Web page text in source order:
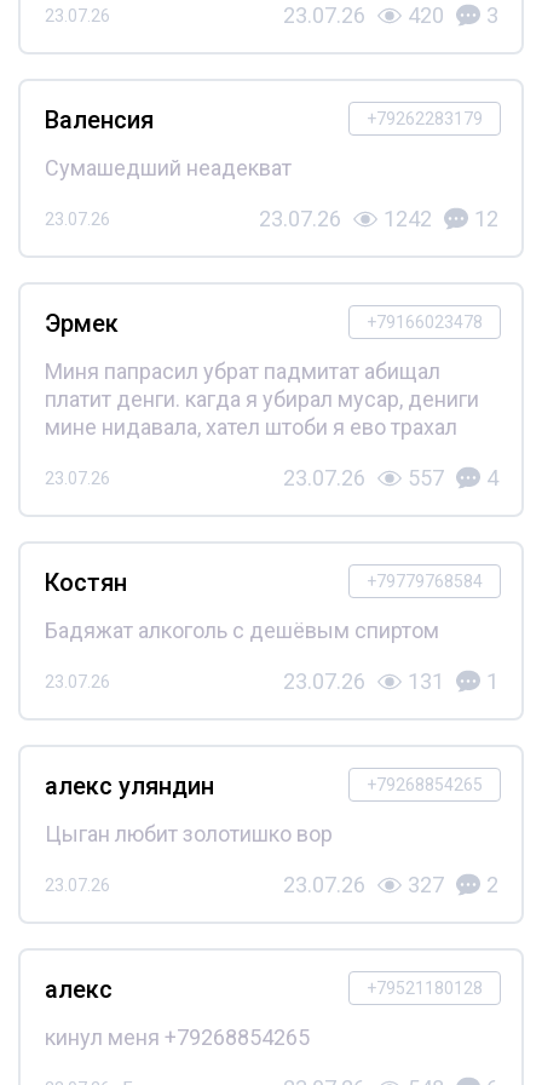
23.07.26 23.07.26 420 3
+79262283179
Валенсия
Сумашедший неадекват
23.07.26 23.07.26 1242 12
+79166023478
Эрмек
Миня папрасил убрат падмитат абищал
платит денги. кагда я убирал мусар, дениги
мине нидавала, хател штоби я ево трахал
23.07.26 23.07.26 557 4
+79779768584
Костян
Бадяжат алкоголь с дешёвым спиртом
23.07.26 23.07.26 131 1
+79268854265
алекс уляндин
Цыган любит золотишко вор
23.07.26 23.07.26 327 2
+79521180128
алекс
кинул меня +79268854265